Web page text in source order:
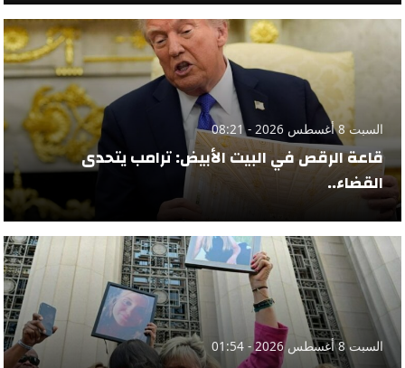
السبت 8 أغسطس 2026 - 08:21
قاعة الرقص في البيت الأبيض: ترامب يتحدى
القضاء..
السبت 8 أغسطس 2026 - 01:54